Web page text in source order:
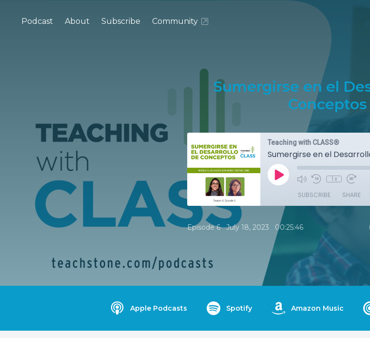
Podcast About Subscribe Community
Sumergirse en el
Conceptos
Teaching with CLASS®
Sumergirse en el
1x
SUBSCRIBE SHARE
Episode 6 • July 18, 2023 • 00:25:46
Apple Podcasts Spotify Amazon Music